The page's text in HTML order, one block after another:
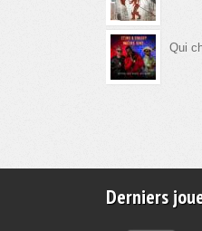
Qui
Derniers